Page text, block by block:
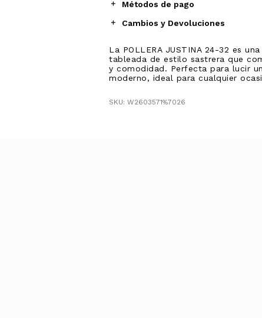
Métodos de pago
Cambios y Devoluciones
La POLLERA JUSTINA 24-32 es
tableada de estilo sastrera que
y comodidad. Perfecta para lucir
moderno, ideal para cualquier
SKU: W2603571%7026